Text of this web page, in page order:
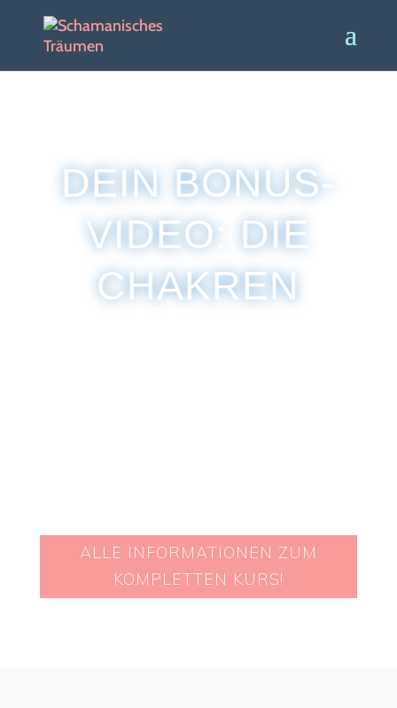
DEIN BONUS-
VIDEO: DIE
CHAKREN
ALLE INFORMATIONEN ZUM
KOMPLETTEN KURS!